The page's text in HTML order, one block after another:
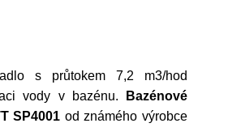
s průtokem 7,2 m3/hod
vody v bazénu.
Bazénové
SP4001 od známého výrobce